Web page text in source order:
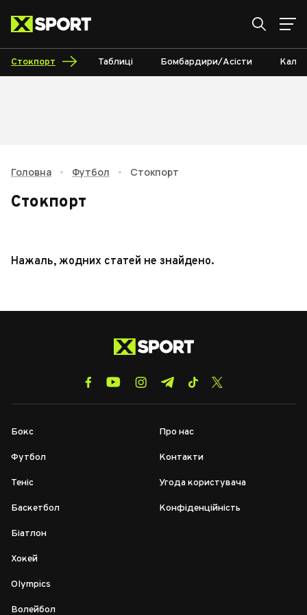
Стокпорт Таблиці Бомбардири/Асісти
Головна • Футбол • Стокпорт
Стокпорт
Нажаль, жодних статей не знайдено.
Бокс
Футбол
Теніс
Баскетбол
Біатлон
Хокей
Olympics
Волейбол
Про нас
Контакти
Угода користувача
Конфіденційність